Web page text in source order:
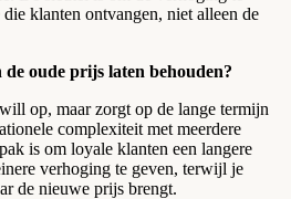
klanten ontvangen, niet alleen de
oude prijs laten behouden?
op, maar zorgt op de lange termijn
complexiteit met meerdere
is om loyale klanten een langere
verhoging te geven, terwijl je
de nieuwe prijs brengt.